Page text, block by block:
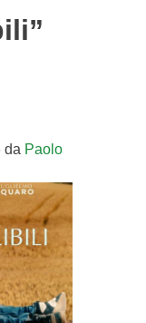
da Paolo